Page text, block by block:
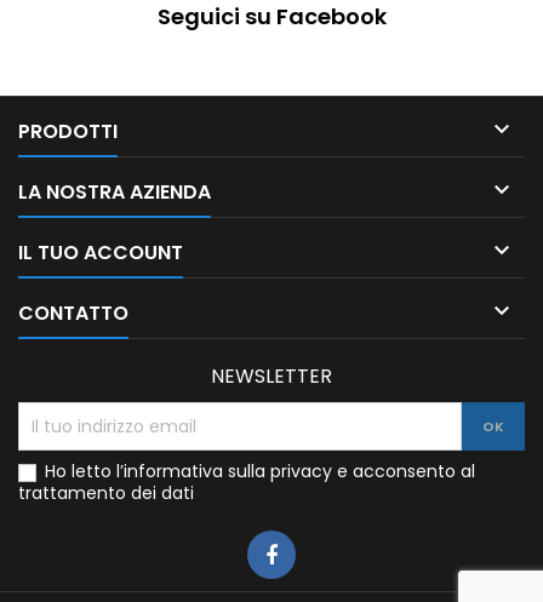
Seguici su Facebook
PRODOTTI 
LA NOSTRA AZIENDA 
IL TUO ACCOUNT 
CONTATTO 
NEWSLETTER
Ho letto l’informativa sulla privacy e acconsento al
trattamento dei dati